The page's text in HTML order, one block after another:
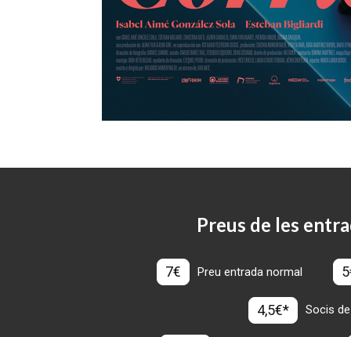
Preus de les
7€ Preu entrada normal
4,5€* Socis